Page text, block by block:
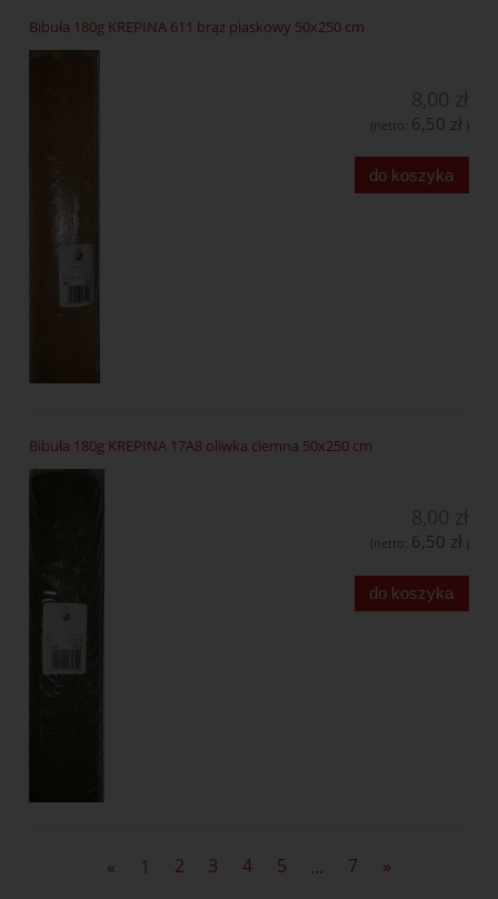
Bibuła 180g KREPINA 611 brąz piaskowy 50x250 cm
(netto: 6,50 zł )
do koszyka
Bibuła 180g KREPINA 17A8 oliwka ciemna 50x250 cm
(netto: 6,50 zł )
do koszyka
« 1 2 3 4 5 ... 7 »